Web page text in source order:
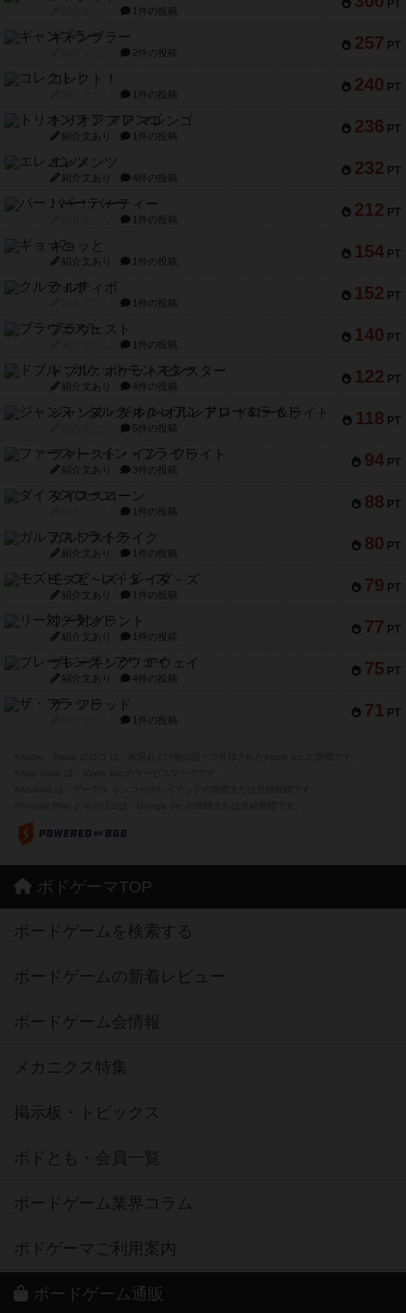
PT
1件の投稿
257 PT
ギャンブラー
2件の投稿
240 PT
コレクト！
1件の投稿
236 PT
トリオンフ ア マレンゴ
紹介文あり 1件の投稿
232 PT
エレメンツ
紹介文あり 4件の投稿
212 PT
バー！パーティー
1件の投稿
154 PT
ギョッと
紹介文あり 1件の投稿
152 PT
クルティボ
1件の投稿
140 PT
ブラヴェスト
1件の投稿
122 PT
ドブル：ポケットモンスター
紹介文あり 4件の投稿
118 PT
ジャンヌ・ダルク-オルレアン ドロー＆ライト
5件の投稿
94 PT
ファースト・イン・フライト
紹介文あり 3件の投稿
88 PT
ダイススローン
1件の投稿
80 PT
ガルフストライク
紹介文あり 1件の投稿
79 PT
モズビ－ズ・レイダ－ズ
紹介文あり 1件の投稿
77 PT
リー対グラント
紹介文あり 1件の投稿
75 PT
ブレーキング・アウェイ
紹介文あり 4件の投稿
71 PT
ザ・フラッド
1件の投稿
ボドゲーマTOP
ボードゲームを検索する
ボードゲームの新着レビュー
ボードゲーム会情報
メカニクス特集
掲示板・トピックス
ボドとも・会員一覧
ボードゲーム業界コラム
ボドゲーマご利用案内
ボードゲーム通販